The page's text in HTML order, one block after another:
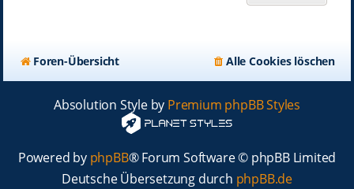
Foren-Übersicht Alle Cookies löschen
Absolution Style by Premium phpBB Styles
Powered by phpBB® Forum Software © phpBB Limited
Deutsche Übersetzung durch phpBB.de